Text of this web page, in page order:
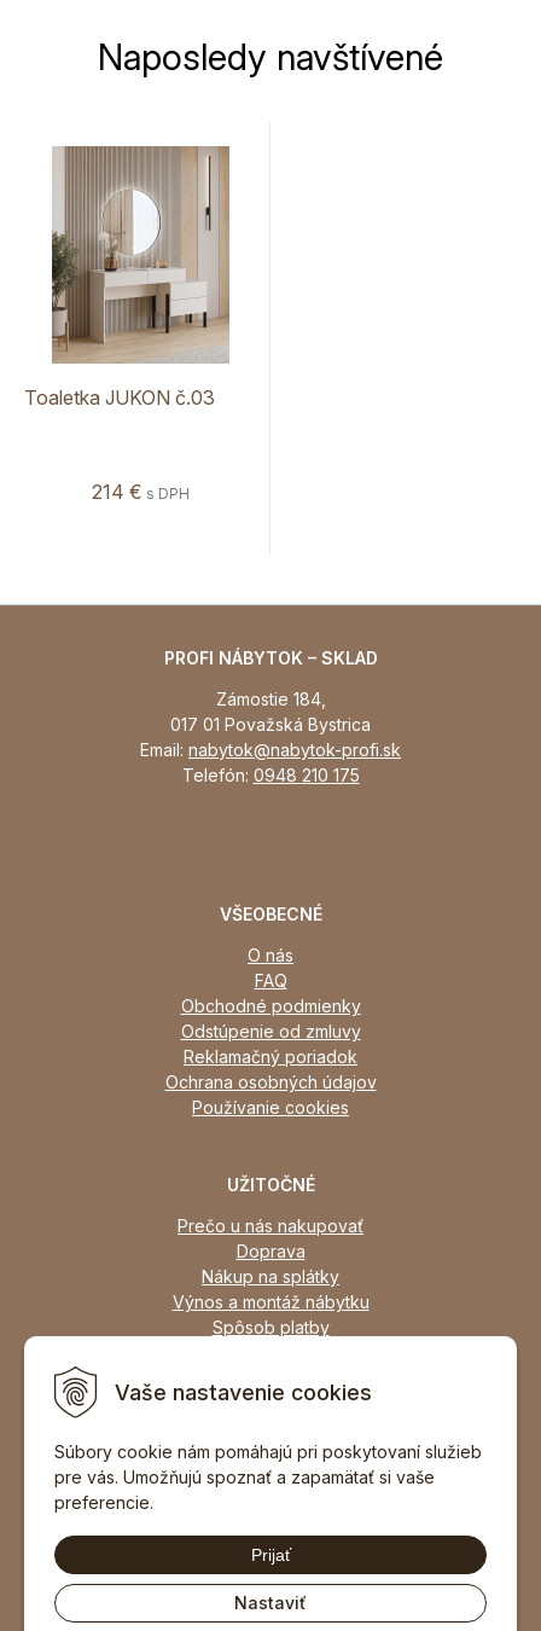
Vaše nastavenie cookies
Súbory cookie nám pomáhajú pri poskytovaní služieb
pre vás. Umožňujú spoznať a zapamätať si vaše
preferencie.
Prijať
Nastaviť
Naposledy navštívené
Toaletka JUKON č.03
214 € s DPH
PROFI NÁBYTOK – SKLAD
Zámostie 184,
017 01 Považská Bystrica
Email: nabytok@nabytok-profi.sk
Telefón: 0948 210 175
VŠEOBECNÉ
O nás
FAQ
Obchodné podmienky
Odstúpenie od zmluvy
Reklamačný poriadok
Ochrana osobných údajov
Používanie cookies
UŽITOČNÉ
Prečo u nás nakupovať
Doprava
Nákup na splátky
Výnos a montáž nábytku
Spôsob platby
Zariadime všetky typy interiérov
DOPORUČIŤ ZNÁMEMU